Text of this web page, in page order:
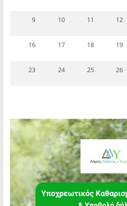
9 10 11 12
16 17 18 19
23 24 25 26